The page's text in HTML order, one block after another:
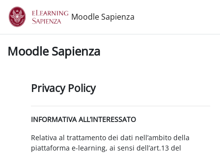
Vai al contenuto principale
Moodle Sapienza
Moodle Sapienza
Privacy Policy
INFORMATIVA ALL’INTERESSATO
Relativa al trattamento dei dati nell’ambito della
piattaforma e-learning, ai sensi dell’art.13 del